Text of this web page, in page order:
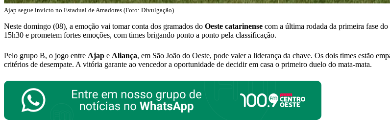
Ajap segue invicto no Estadual de Amadores (Foto: Divulgação)
Neste domingo (08), a emoção vai tomar conta dos gramados do Oeste catarinense com a última rodada da primeira fase do
15h30 e prometem fortes emoções, com times brigando ponto a ponto pela classificação.
Pelo grupo B, o jogo entre Ajap e Aliança, em São João do Oeste, pode valer a liderança da chave. Os dois times estão
critérios de desempate. A vitória garante ao vencedor a oportunidade de decidir em casa o primeiro duelo do mata-mata.